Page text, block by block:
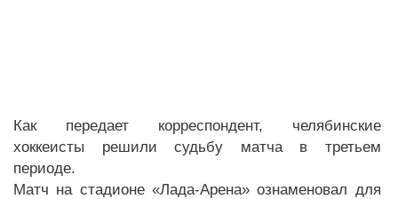
Как передает корреспондент, челябинские
хоккеисты решили судьбу матча в третьем
периоде.
Матч на стадионе «Лада-Арена» ознаменовал для